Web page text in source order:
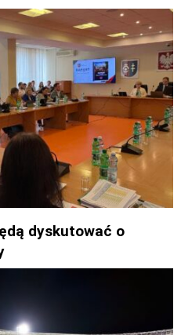
dyskutować o